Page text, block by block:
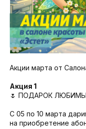
Акции марта от
Акция 1
🌷 ПОДАРОК
С 05 по 10 марта
на приобретение